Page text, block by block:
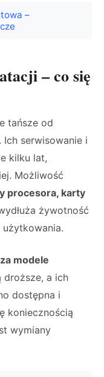
–
– co się
tańsze od
serwisowanie i
kilku lat,
Możliwość
procesora, karty
żywotność
modele
droższe, a ich
dostępna i
koniecznością
wymiany